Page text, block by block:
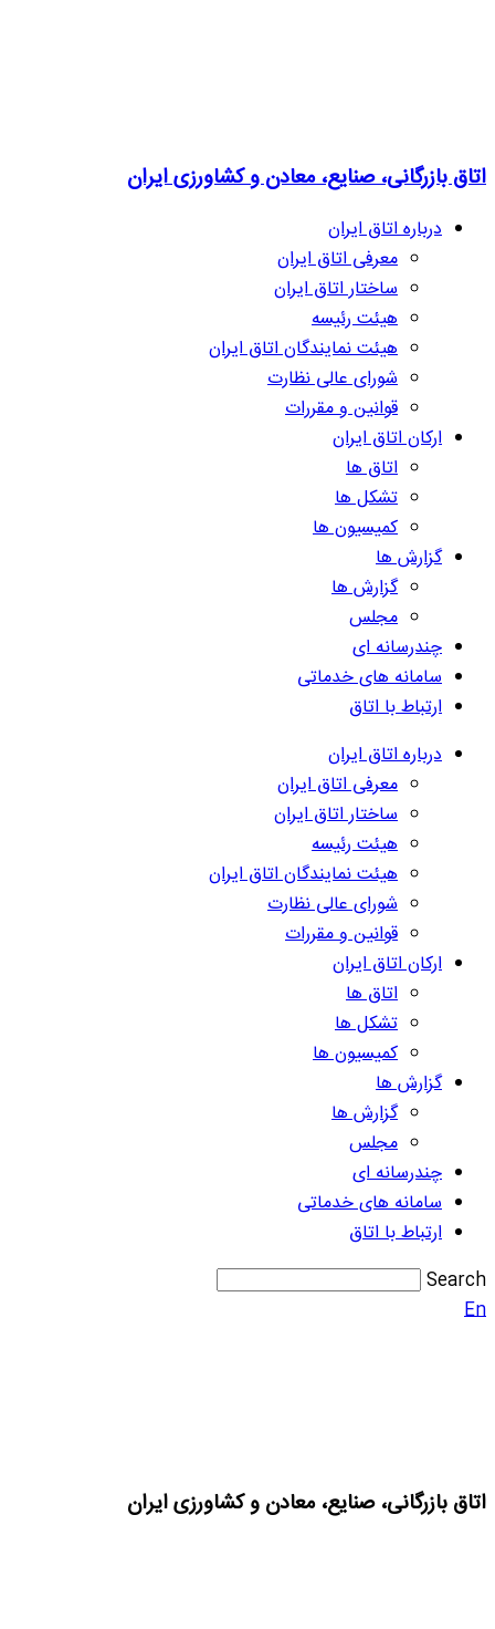
اتاق بازرگانی، صنایع، معادن و کشاورزی ایران
درباره اتاق ایران
معرفی اتاق ایران
ساختار اتاق ایران
هیئت رئیسه
هیئت نمایندگان اتاق ایران
شورای عالی نظارت
قوانین و مقررات
ارکان اتاق ایران
اتاق ها
تشکل ها
کمیسیون ها
گزارش ها
گزارش ها
مجلس
چندرسانه ای
سامانه های خدماتی
ارتباط با اتاق
درباره اتاق ایران
معرفی اتاق ایران
ساختار اتاق ایران
هیئت رئیسه
هیئت نمایندگان اتاق ایران
شورای عالی نظارت
قوانین و مقررات
ارکان اتاق ایران
اتاق ها
تشکل ها
کمیسیون ها
گزارش ها
گزارش ها
مجلس
چندرسانه ای
سامانه های خدماتی
ارتباط با اتاق
Search
En
اتاق بازرگانی، صنایع، معادن و کشاورزی ایران